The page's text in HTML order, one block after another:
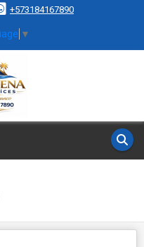
+573184167890
▼